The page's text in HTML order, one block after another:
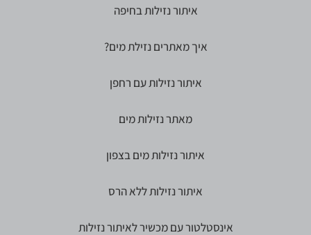
איתור נזילות בחיפה
איך מאתרים נזילת מים?
איתור נזילות עם רחפן
מאתר נזילות מים
איתור נזילות מים בצפון
איתור נזילות ללא הרס
אינסטלטור עם מכשיר לאיתור נזילות